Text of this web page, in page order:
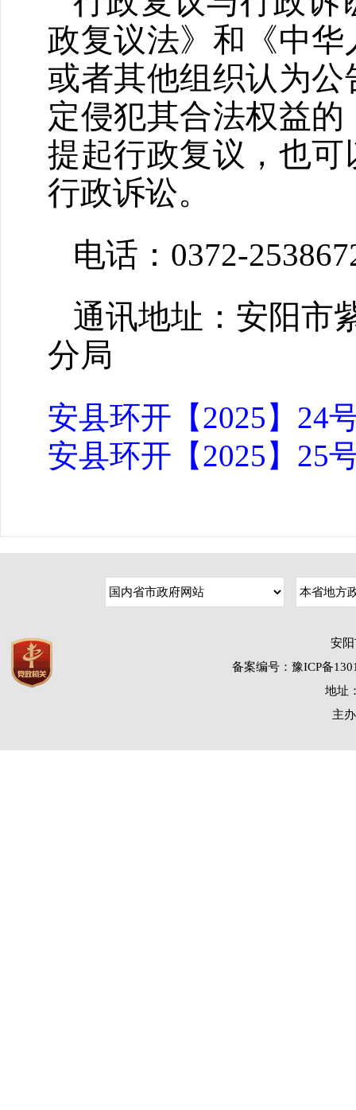
政复议法》和《中
或者其他组织认为
定侵犯其合法权益
提起行政复议，也
行政诉讼。
电话：0372-
通讯地址：安阳市
分局
安县环开【2025】24
安县环开【2025】25
安
备案编号：豫ICP备
地址
主